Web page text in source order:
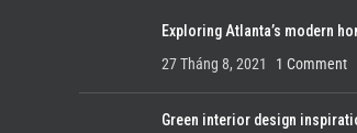
Exploring Atlanta’s modern
27 Tháng 8, 2021
1 Comment
Green interior design